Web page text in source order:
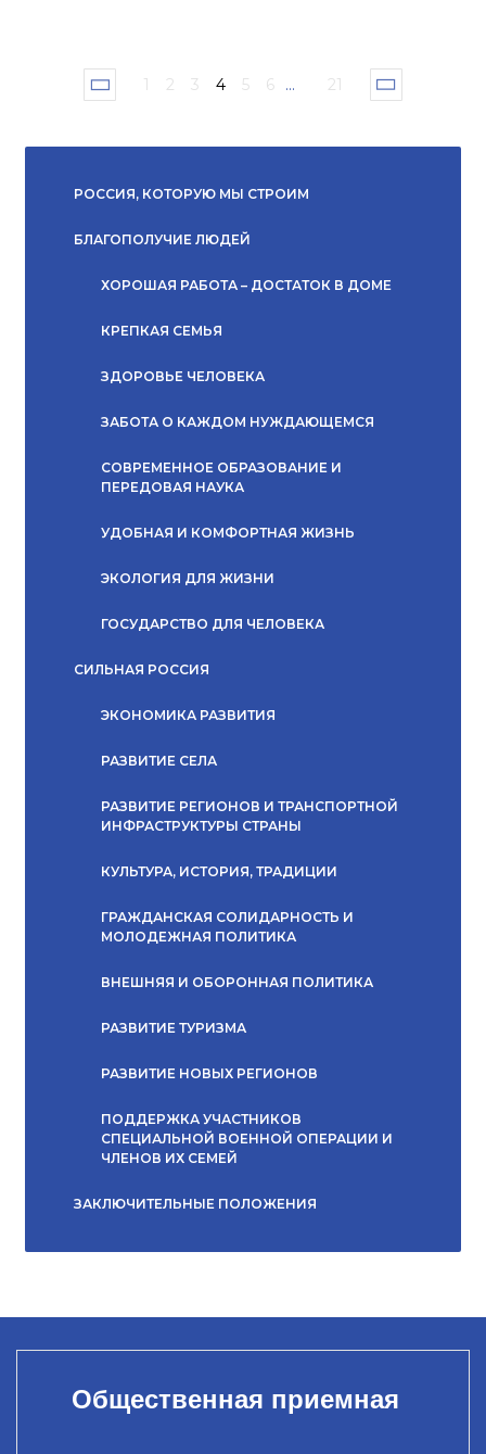
1 2 3 4 5 6 ... 21
РОССИЯ, КОТОРУЮ МЫ СТРОИМ
БЛАГОПОЛУЧИЕ ЛЮДЕЙ
ХОРОШАЯ РАБОТА – ДОСТАТОК В ДОМЕ
КРЕПКАЯ СЕМЬЯ
ЗДОРОВЬЕ ЧЕЛОВЕКА
ЗАБОТА О КАЖДОМ НУЖДАЮЩЕМСЯ
СОВРЕМЕННОЕ ОБРАЗОВАНИЕ И
ПЕРЕДОВАЯ НАУКА
УДОБНАЯ И КОМФОРТНАЯ ЖИЗНЬ
ЭКОЛОГИЯ ДЛЯ ЖИЗНИ
ГОСУДАРСТВО ДЛЯ ЧЕЛОВЕКА
СИЛЬНАЯ РОССИЯ
ЭКОНОМИКА РАЗВИТИЯ
РАЗВИТИЕ СЕЛА
РАЗВИТИЕ РЕГИОНОВ И ТРАНСПОРТНОЙ
ИНФРАСТРУКТУРЫ СТРАНЫ
КУЛЬТУРА, ИСТОРИЯ, ТРАДИЦИИ
ГРАЖДАНСКАЯ СОЛИДАРНОСТЬ И
МОЛОДЕЖНАЯ ПОЛИТИКА
ВНЕШНЯЯ И ОБОРОННАЯ ПОЛИТИКА
РАЗВИТИЕ ТУРИЗМА
РАЗВИТИЕ НОВЫХ РЕГИОНОВ
ПОДДЕРЖКА УЧАСТНИКОВ
СПЕЦИАЛЬНОЙ ВОЕННОЙ ОПЕРАЦИИ И
ЧЛЕНОВ ИХ СЕМЕЙ
ЗАКЛЮЧИТЕЛЬНЫЕ ПОЛОЖЕНИЯ
Общественная приемная